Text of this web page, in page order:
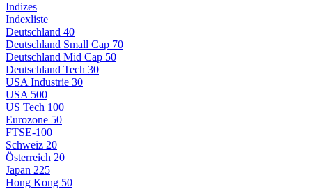
Indizes
Indexliste
Deutschland 40
Deutschland Small Cap 70
Deutschland Mid Cap 50
Deutschland Tech 30
USA Industrie 30
USA 500
US Tech 100
Eurozone 50
FTSE-100
Schweiz 20
Österreich 20
Japan 225
Hong Kong 50